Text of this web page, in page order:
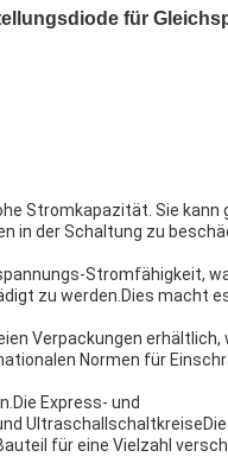
für
Stromkapazität. Sie kann
in der Schaltung zu
Stromfähigkeit,
zu werden.Dies macht
Verpackungen erhältlich,
Normen für
Express- und
für eine Vielzahl